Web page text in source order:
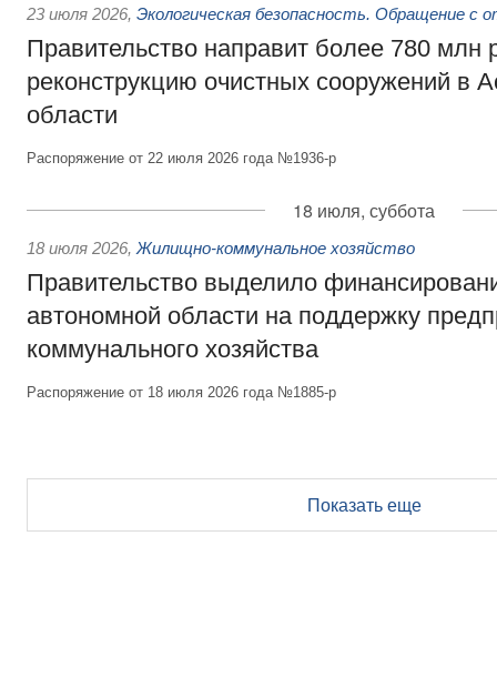
23 июля 2026, Экологическая безопасность. Обращение с
Правительство направит более 780 млн
реконструкцию очистных сооружений в
области
Распоряжение от 22 июля 2026 года №1936-р
18 июля, суббота
18 июля 2026, Жилищно-коммунальное хозяйство
Правительство выделило
автономной области на поддержку
коммунального хозяйства
Распоряжение от 18 июля 2026 года №1885-р
Показать еще